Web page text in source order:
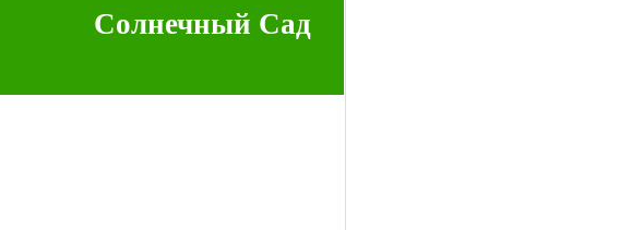
Солнечный Сад